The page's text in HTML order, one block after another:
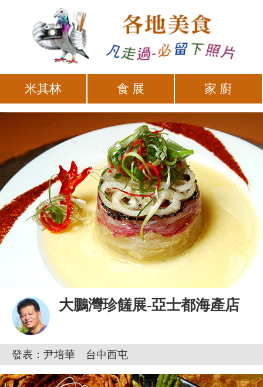
米其林 食 展 家 廚
大鵬灣珍饈展-亞士都海產店
發表：尹培華 台中西屯